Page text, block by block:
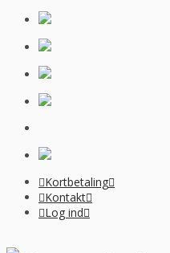
Kortbetaling
Kontakt
Log ind